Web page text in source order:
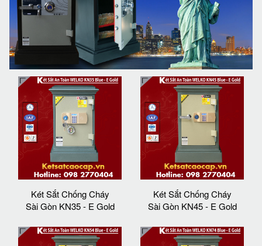
Két Sắt Chống Cháy
Sài Gòn KN35 - E Gold
Két Sắt Chống Cháy
Sài Gòn KN45 - E Gold